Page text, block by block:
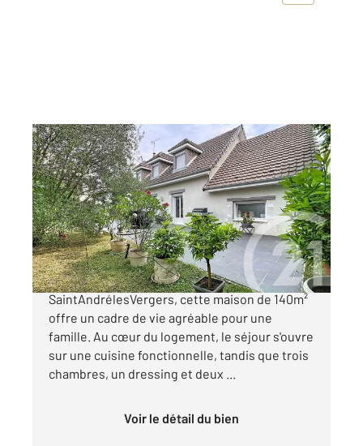
ST ANDRE LES VERGERS 10
140 m2, 5 pièces
Ref : 71942
Maison à vendre
268 000 €
Nichée dans une rue calme de
SaintAndrélesVergers, cette maison de 140m²
offre un cadre de vie agréable pour une
famille. Au cœur du logement, le séjour s'ouvre
sur une cuisine fonctionnelle, tandis que trois
chambres, un dressing et deux ...
Voir le détail du bien